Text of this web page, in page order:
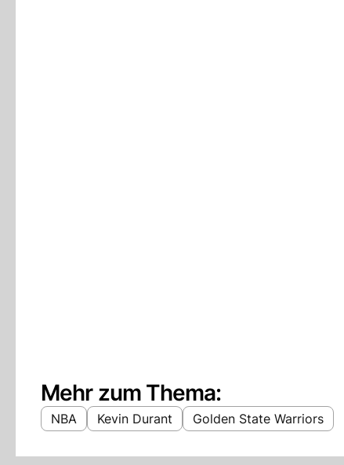
Mehr zum Thema:
NBA Kevin Durant Golden State Warriors